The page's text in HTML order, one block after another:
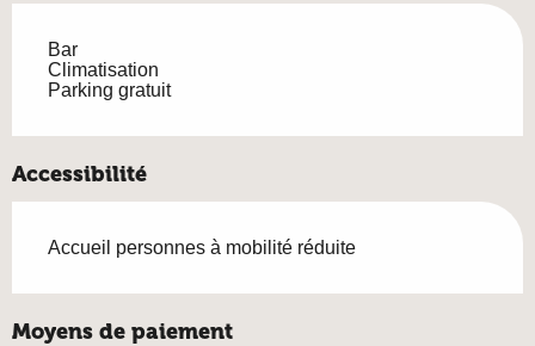
Bar
Climatisation
Parking gratuit
Accessibilité
Accueil personnes à mobilité réduite
Moyens de paiement